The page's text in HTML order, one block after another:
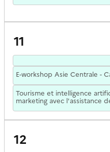
11
E-workshop Asie Centrale -
Tourisme et intelligence
marketing avec l'assistance
12